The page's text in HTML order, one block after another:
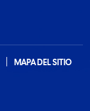
MAPA DEL SITIO